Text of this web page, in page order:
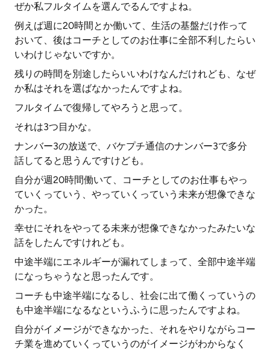
ぜか私フルタイムを選んでるんですよね。
例えば週に20時間とか働いて、生活の基盤だけ作って
おいて、後はコーチとしてのお仕事に全部不利したらい
いわけじゃないですか。
残りの時間を別途したらいいわけなんだけれども、なぜ
か私はそれを選ばなかったんですよね。
フルタイムで復帰してやろうと思って。
それは3つ目かな。
ナンバー3の放送で、バケプチ通信のナンバー3で多分
話してると思うんですけども。
自分が週20時間働いて、コーチとしてのお仕事もやっ
ていくっていう、やっていくっていう未来が想像できな
かった。
幸せにそれをやってる未来が想像できなかったみたいな
話をしたんですけれども。
中途半端にエネルギーが漏れてしまって、全部中途半端
になっちゃうなと思ったんです。
コーチも中途半端になるし、社会に出て働くっていうの
も中途半端になるなというふうに思ったんですよね。
自分がイメージができなかった、それをやりながらコー
チ業を進めていくっていうのがイメージがわからなく